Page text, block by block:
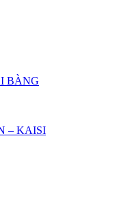
BÀNG
– KAISI